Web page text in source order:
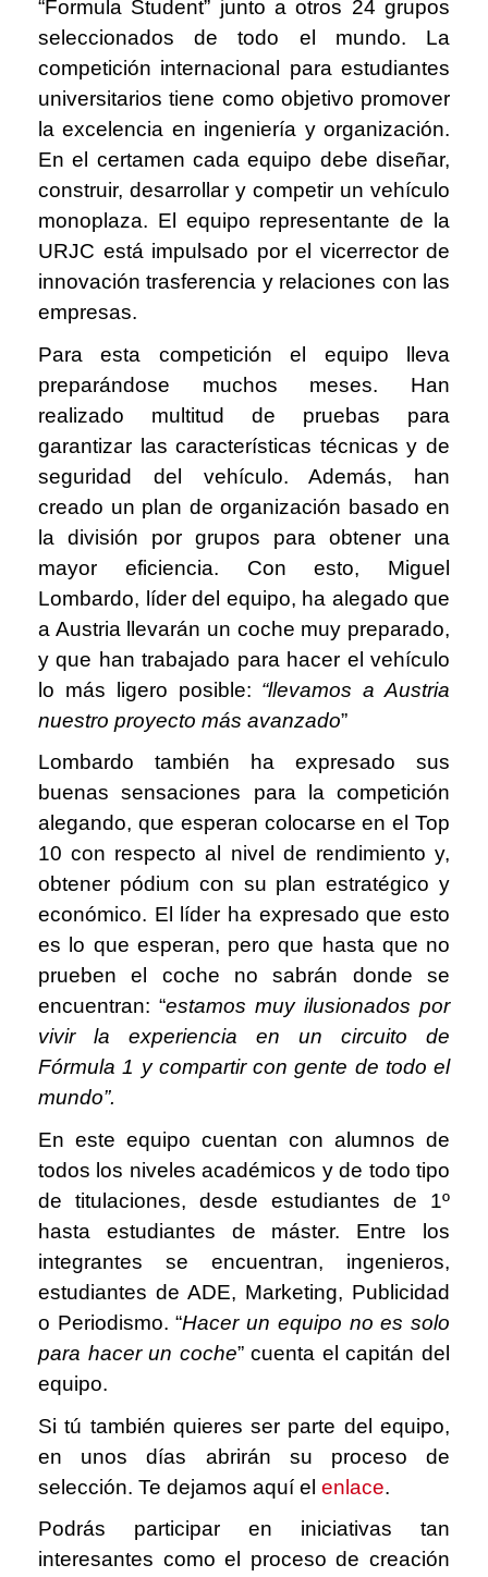
“Formula Student” junto a otros 24 grupos
seleccionados de todo el mundo. La
competición internacional para estudiantes
universitarios tiene como objetivo promover
la excelencia en ingeniería y organización.
En el certamen cada equipo debe diseñar,
construir, desarrollar y competir un vehículo
monoplaza. El equipo representante de la
URJC está impulsado por el vicerrector de
innovación trasferencia y relaciones con las
empresas.
Para esta competición el equipo lleva
preparándose muchos meses. Han
realizado multitud de pruebas para
garantizar las características técnicas y de
seguridad del vehículo. Además, han
creado un plan de organización basado en
la división por grupos para obtener una
mayor eficiencia. Con esto, Miguel
Lombardo, líder del equipo, ha alegado que
a Austria llevarán un coche muy preparado,
y que han trabajado para hacer el vehículo
lo más ligero posible: “llevamos a Austria
nuestro proyecto más avanzado”
Lombardo también ha expresado sus
buenas sensaciones para la competición
alegando, que esperan colocarse en el Top
10 con respecto al nivel de rendimiento y,
obtener pódium con su plan estratégico y
económico. El líder ha expresado que esto
es lo que esperan, pero que hasta que no
prueben el coche no sabrán donde se
encuentran: “estamos muy ilusionados por
vivir la experiencia en un circuito de
Fórmula 1 y compartir con gente de todo el
mundo”.
En este equipo cuentan con alumnos de
todos los niveles académicos y de todo tipo
de titulaciones, desde estudiantes de 1º
hasta estudiantes de máster. Entre los
integrantes se encuentran, ingenieros,
estudiantes de ADE, Marketing, Publicidad
o Periodismo. “Hacer un equipo no es solo
para hacer un coche” cuenta el capitán del
equipo.
Si tú también quieres ser parte del equipo,
en unos días abrirán su proceso de
selección. Te dejamos aquí el enlace.
Podrás participar en iniciativas tan
interesantes como el proceso de creación